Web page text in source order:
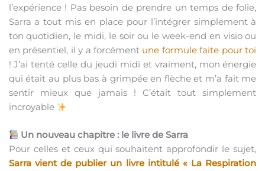
l’expérience ! Pas besoin de prendre un temps de folie,
Sarra a tout mis en place pour l’intégrer simplement à
ton quotidien, le midi, le soir ou le week-end en visio ou
en présentiel, il y a forcément une formule faite pour toi
! J’ai tenté celle du jeudi midi et vraiment, mon énergie
qui était au plus bas à grimpée en flèche et m’a fait me
sentir mieux que jamais ! C’était tout simplement
incroyable
Un nouveau chapitre : le livre de Sarra
Pour celles et ceux qui souhaitent approfondir le sujet,
Sarra vient de publier un livre intitulé « La Respiration